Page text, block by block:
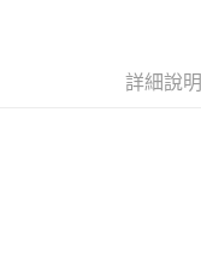
付款後7-11取貨詳細說明